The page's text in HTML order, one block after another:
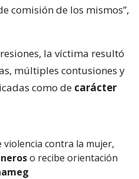
comisión de los mismos”,
la víctima resultó
múltiples contusiones y
como de carácter
violencia contra la mujer,
o recibe orientación